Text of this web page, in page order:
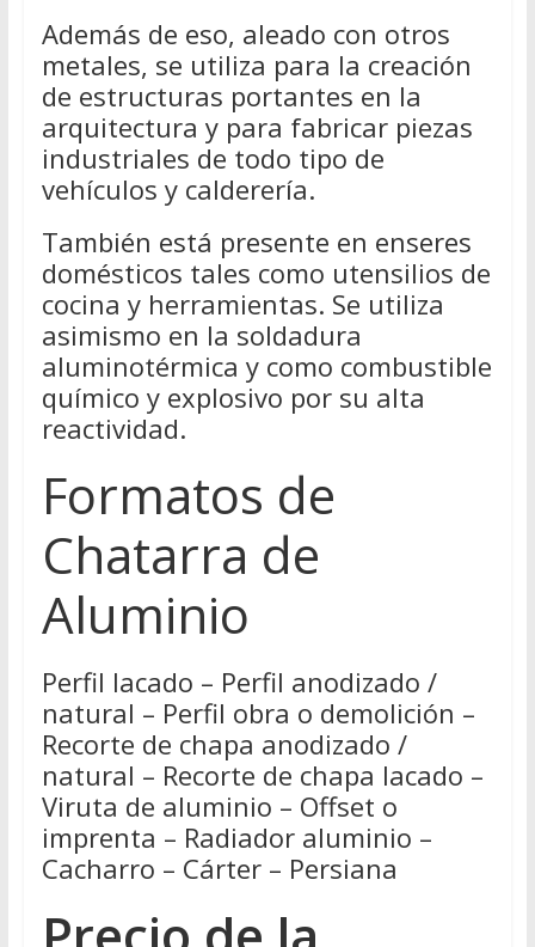
Además de eso, aleado con otros
metales, se utiliza para la creación
de estructuras portantes en la
arquitectura y para fabricar piezas
industriales de todo tipo de
vehículos y calderería.
También está presente en enseres
domésticos tales como utensilios de
cocina y herramientas. Se utiliza
asimismo en la soldadura
aluminotérmica y como combustible
químico y explosivo por su alta
reactividad.
Formatos de
Chatarra de
Aluminio
Perfil lacado – Perfil anodizado /
natural – Perfil obra o demolición –
Recorte de chapa anodizado /
natural – Recorte de chapa lacado –
Viruta de aluminio – Offset o
imprenta – Radiador aluminio –
Cacharro – Cárter – Persiana